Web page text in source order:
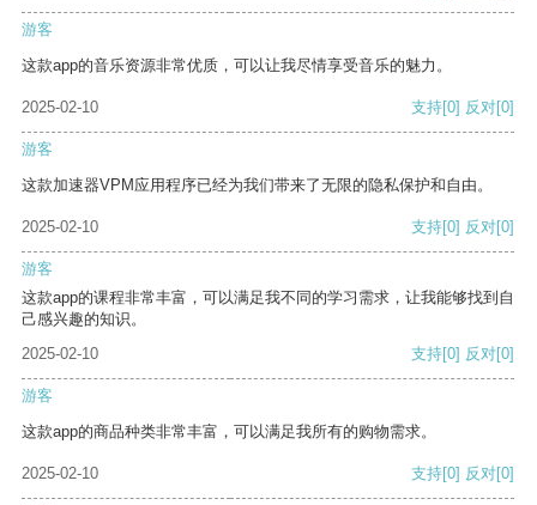
游客
这款app的音乐资源非常优质，可以让我尽情享受音乐的魅力。
2025-02-10 支持[0] 反对[0]
游客
这款加速器VPM应用程序已经为我们带来了无限的隐私保护和自由。
2025-02-10 支持[0] 反对[0]
游客
这款app的课程非常丰富，可以满足我不同的学习需求，让我能够找到自
己感兴趣的知识。
2025-02-10
支持[0] 反对[0]
游客
这款app的商品种类非常丰富，可以满足我所有的购物需求。
2025-02-10 支持[0] 反对[0]